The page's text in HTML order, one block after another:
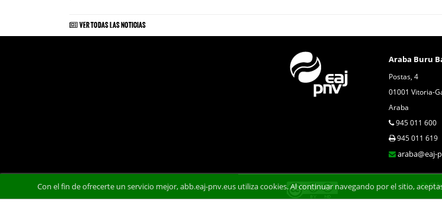
VER TODAS LAS NOTICIAS
Araba Buru
Postas, 4
01001 Vitoria-
Araba
945 011 600
945 011 619
araba@eaj-
Con el fin de ofrecerte un servicio mejor, abb.eaj-pnv.eus utiliza cookies. Al continuar navegando por el sitio,